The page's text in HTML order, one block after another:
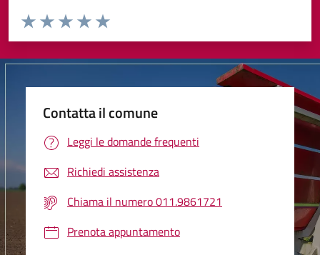
Valuta da 1 a 5 stelle la pagina
Valuta 5 stelle su 5
Valuta 4 stelle su 5
Valuta 3 stelle su 5
Valuta 2 stelle su 5
Valuta 1 stelle su 5
Contatta il comune
Leggi le domande frequenti
Richiedi assistenza
Chiama il numero 011.9861721
Prenota appuntamento